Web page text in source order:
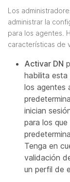
Los
administrar la
para los agentes.
características de
Activar DN
habilita
los agentes
inician
para los
Tenga en
validación
un perfil de